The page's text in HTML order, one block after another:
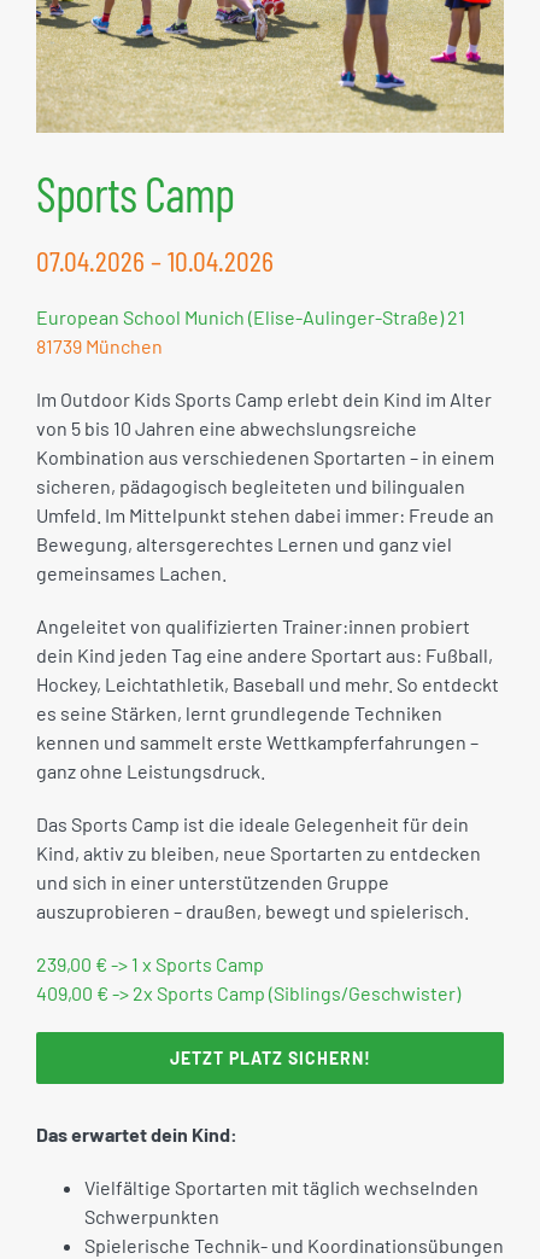
Sports Camp
07.04.2026 – 10.04.2026
European School Munich (Elise-Aulinger-Straße) 21
81739 München
Im Outdoor Kids Sports Camp erlebt dein Kind im Alter
von 5 bis 10 Jahren eine abwechslungsreiche
Kombination aus verschiedenen Sportarten – in einem
sicheren, pädagogisch begleiteten und bilingualen
Umfeld. Im Mittelpunkt stehen dabei immer: Freude an
Bewegung, altersgerechtes Lernen und ganz viel
gemeinsames Lachen.
Angeleitet von qualifizierten Trainer:innen probiert
dein Kind jeden Tag eine andere Sportart aus: Fußball,
Hockey, Leichtathletik, Baseball und mehr. So entdeckt
es seine Stärken, lernt grundlegende Techniken
kennen und sammelt erste Wettkampferfahrungen –
ganz ohne Leistungsdruck.
Das Sports Camp ist die ideale Gelegenheit für dein
Kind, aktiv zu bleiben, neue Sportarten zu entdecken
und sich in einer unterstützenden Gruppe
auszuprobieren – draußen, bewegt und spielerisch.
239,00 € -> 1 x Sports Camp
409,00 € -> 2x Sports Camp (Siblings/Geschwister)
JETZT PLATZ SICHERN!
Das erwartet dein Kind:
Vielfältige Sportarten mit täglich wechselnden
Schwerpunkten
Spielerische Technik- und Koordinationsübungen